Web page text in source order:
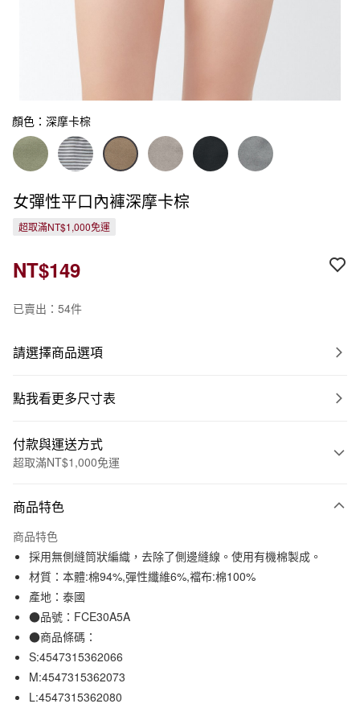
顏色：深摩卡棕
女彈性平口內褲深摩卡棕
超取滿NT$1,000免運
NT$149
已賣出：54件
請選擇商品選項
點我看更多尺寸表
付款與運送方式
超取滿NT$1,000免運
信用卡一次付款
信用卡分期付款
3 期 0 利率 每期 NT$49
合作金庫商業銀行
華南商業銀行
上海商業儲蓄銀行
臺灣中小企業銀行
匯豐（台灣）商業銀行
聯邦商業銀行
超商取貨付款
LINE Pay
Apple Pay
街口支付
商品特色
商品特色
採用無側縫筒狀編織，去除了側邊縫線。使用有機棉製成。
材質：本體:棉94%,彈性纖維6%,襠布:棉100%
產地：泰國
●品號：FCE30A5A
●商品條碼：
S:4547315362066
M:4547315362073
L:4547315362080